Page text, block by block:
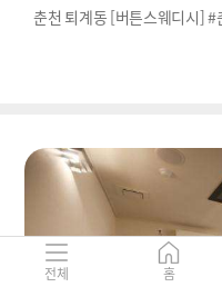
춘천 퇴계동 [버튼스웨디시]
전체 홈